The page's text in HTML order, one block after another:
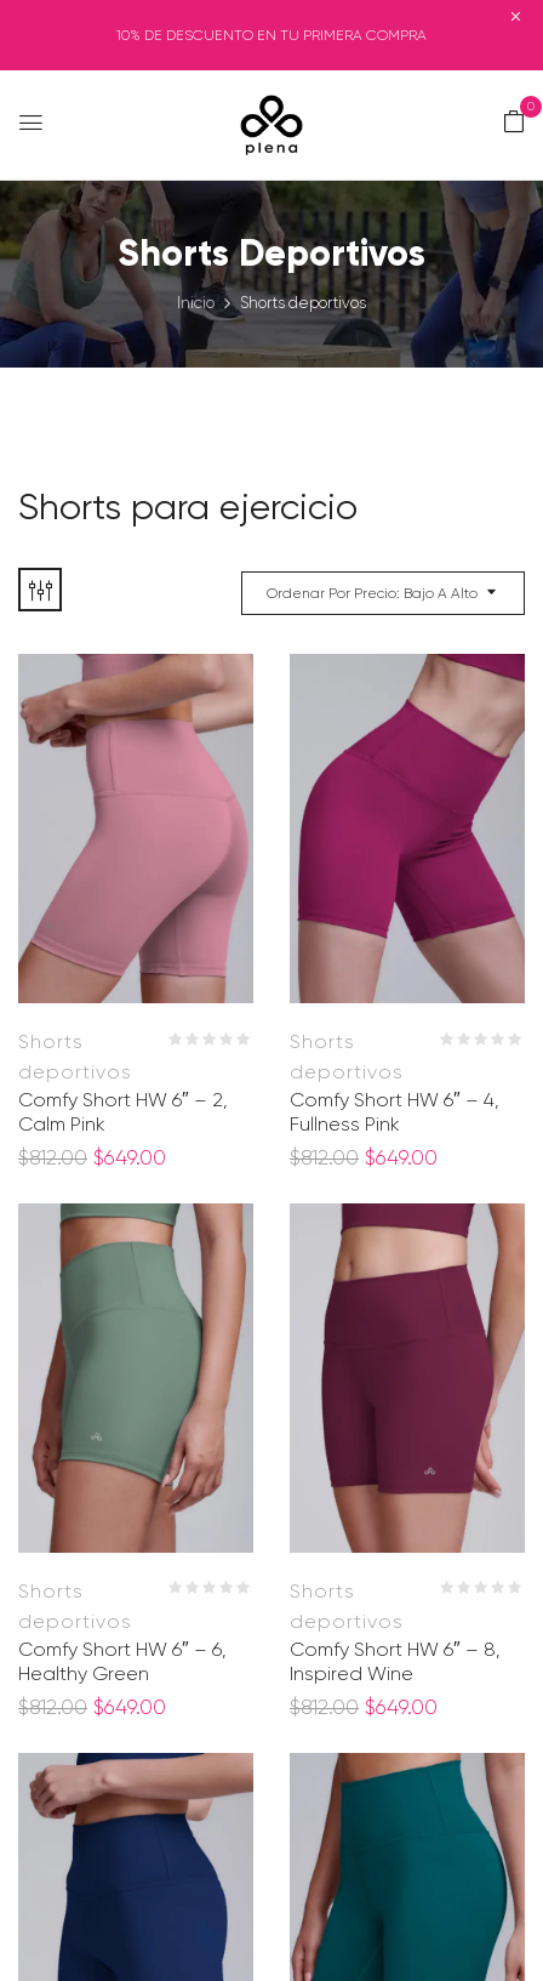
10% DE DESCUENTO EN TU PRIMERA COMPRA
0
Shorts Deportivos
Inicio Shorts deportivos
Shorts para ejercicio
Ordenar Por Precio: Bajo A Alto
Shorts
deportivos
Comfy Short HW 6″ – 2,
Calm Pink
$812.00 $649.00
Shorts
deportivos
Comfy Short HW 6″ – 4,
Fullness Pink
$812.00 $649.00
Shorts
deportivos
Comfy Short HW 6″ – 6,
Healthy Green
$812.00 $649.00
Shorts
deportivos
Comfy Short HW 6″ – 8,
Inspired Wine
$812.00 $649.00